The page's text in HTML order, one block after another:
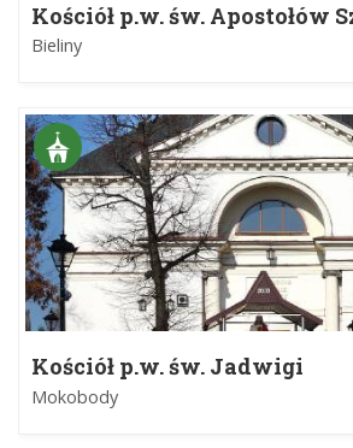
Kościół p.w. św. Apostołów
Judy Tadeusza
Bieliny
Kościół p.w. św. Jadwigi
Mokobody